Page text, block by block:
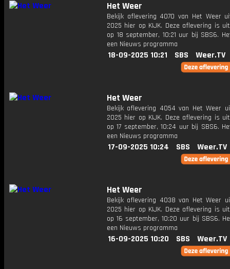
Het Weer
Bekijk aflevering 4070 van Het Weer
2025 hier op KIJK. Deze aflevering is
op 18 september, 10:21 uur bij SBS6.
een Nieuws programma
18-09-2025 10:21 SBS Weer.TV
Het Weer
Bekijk aflevering 4054 van Het Weer
2025 hier op KIJK. Deze aflevering is
op 17 september, 10:24 uur bij SBS6.
een Nieuws programma
17-09-2025 10:24 SBS Weer.TV
Het Weer
Bekijk aflevering 4038 van Het Weer
2025 hier op KIJK. Deze aflevering is
op 16 september, 10:20 uur bij SBS6.
een Nieuws programma
16-09-2025 10:20 SBS Weer.TV